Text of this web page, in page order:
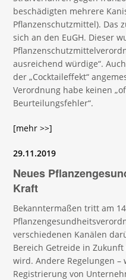
beschädigten mehrere
Pflanzenschutzmittel). Das
sich an den EuGH. Dieser
ausreichend würdige“.
der „Cocktaileffekt“
Verordnung habe keinen
Beurteilungsfehler“.
[mehr >>]
29.11.2019
Neues
Kraft
Bekanntermaßen tritt am
verschiedenen Kanälen
Bereich Getreide in
wird. Andere Regelungen –
Registrierung von